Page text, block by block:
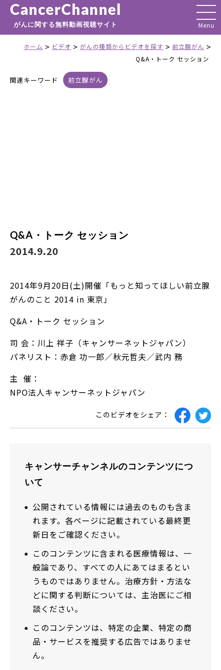
CancerChannel
がんに関する無料動画視聴サイト
ホーム > ビデオ > がんの種類からビデオを探す > 前立腺がん >
Q&A・トーク セッション
関連キーワード 前立腺がん
Q&A・トーク セッション
2014.9.20
2014年9月20日(土)開催「もっと知ってほしい前立腺
がんのこと 2014 in 東京」
Q&A・トーク セッション
司 会：川上 祥子（キャンサーネットジャパン）
パネリスト：赤倉 功一郎／秋元哲夫／武内 務
主 催：
NPO法人キャンサーネットジャパン
このビデオをシェア：
キャンサーチャンネルのコンテンツにつ
いて
公開されている情報には過去のものも含ま
れます。各ページに記載されている最終更
新日をご確認ください。
このコンテンツに含まれる医療情報は、一
般論であり、すべての人にあてはまるとい
うものではありません。治療方針・方法な
どに関する判断については、主治医にご相
談ください。
このコンテンツは、特定の企業、特定の商
品・サービスを推奨する広告ではありませ
ん。